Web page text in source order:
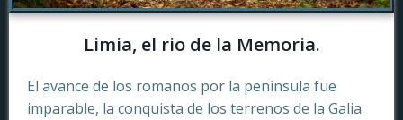
Limia, el rio de la Memoria.
El avance de los romanos por la península fue
imparable, la conquista de los terrenos de la Galia